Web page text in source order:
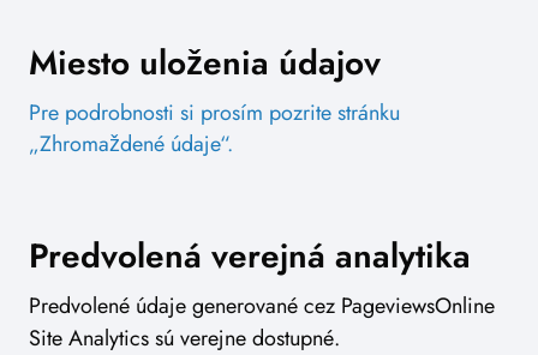
Miesto uloženia údajov
Pre podrobnosti si prosím pozrite stránku
„Zhromaždené údaje“.
Predvolená verejná analytika
Predvolené údaje generované cez PageviewsOnline
Site Analytics sú verejne dostupné.